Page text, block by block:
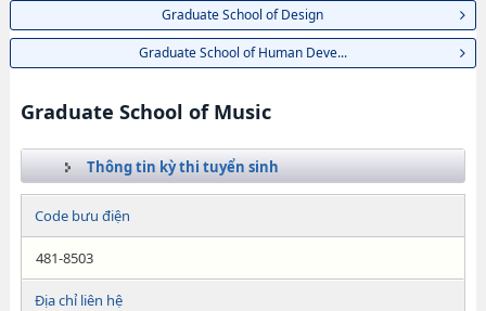
Graduate School of Design
Graduate School of Human Deve...
Graduate School of Music
Thông tin kỳ thi tuyển sinh
Code bưu điện
481-8503
Địa chỉ liên hệ